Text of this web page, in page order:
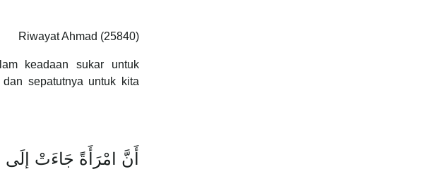
Riwayat Ahmad (25840)
keadaan sukar untuk
sepatutnya untuk kita
أَنَّ امْرَأَةً جَاءَتْ